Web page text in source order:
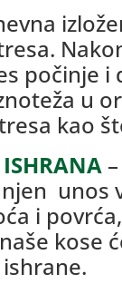
počinje i
u
kao
unos
i
kose